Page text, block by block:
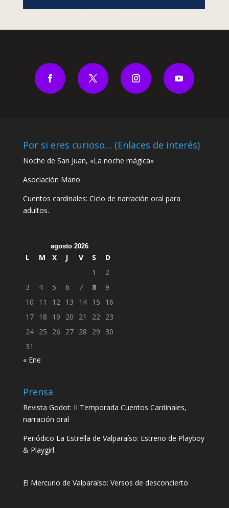
Por si eres curioso… (Enlaces de interés)
Noche de San Juan, «La noche mágica»
Asociación Mano
Cuentos cardinales: Ciclo de narración oral para
adultos.
agosto 2026
L M X J V S
D
1
2
3
4 5 6 7 8
9
10
11 12 13 14 15
16
17 18 19 20 21 22 23
24 25 26 27 28 29
30
31
« Ene
Prensa
Revista Godot: II Temporada Cuentos Cardinales,
narración oral
Periódico La Estrella de Valparaíso: Estreno de Playboy
& Playgirl
El Mercurio de Valparaíso: Versos de desconcierto